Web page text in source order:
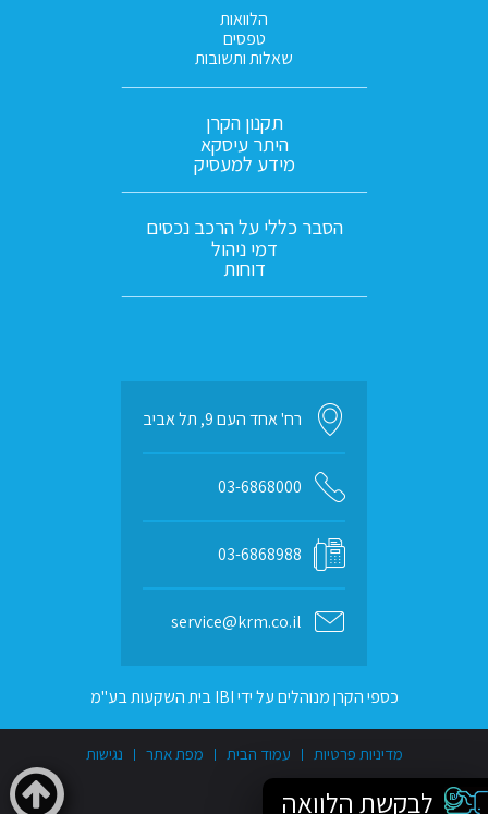
הלוואות
טפסים
שאלות ותשובות
תקנון הקרן
היתר עיסקא
מידע למעסיק
הסבר כללי על הרכב נכסים
דמי ניהול
דוחות
רח' אחד העם 9, תל אביב
03-6868000
03-6868988
service@krm.co.il
כספי הקרן מנוהלים על ידי IBI בית השקעות בע"מ
מדיניות פרטיות עמוד הבית מפת אתר נגישות
לבקשת הלוואה